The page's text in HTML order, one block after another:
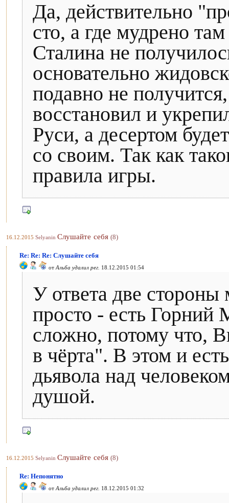
Да, действительно
сто, а где мудрено
Сталина не
основательно
подавно не
восстановил и
Руси, а десертом
со своим. Так как
правила игры.
16.12.2015 Selyanin Слушайте себя (8)
Re: Re: Re: Слушайте себя
от Альба удалил рег. 18.12.2015 01:54
У ответа две
просто - есть Горний
сложно, потому что,
в чёрта". В этом и
дьявола над
душой.
16.12.2015 Selyanin Слушайте себя (8)
Re: Непонятно
от Альба удалил рег. 18.12.2015 01:32